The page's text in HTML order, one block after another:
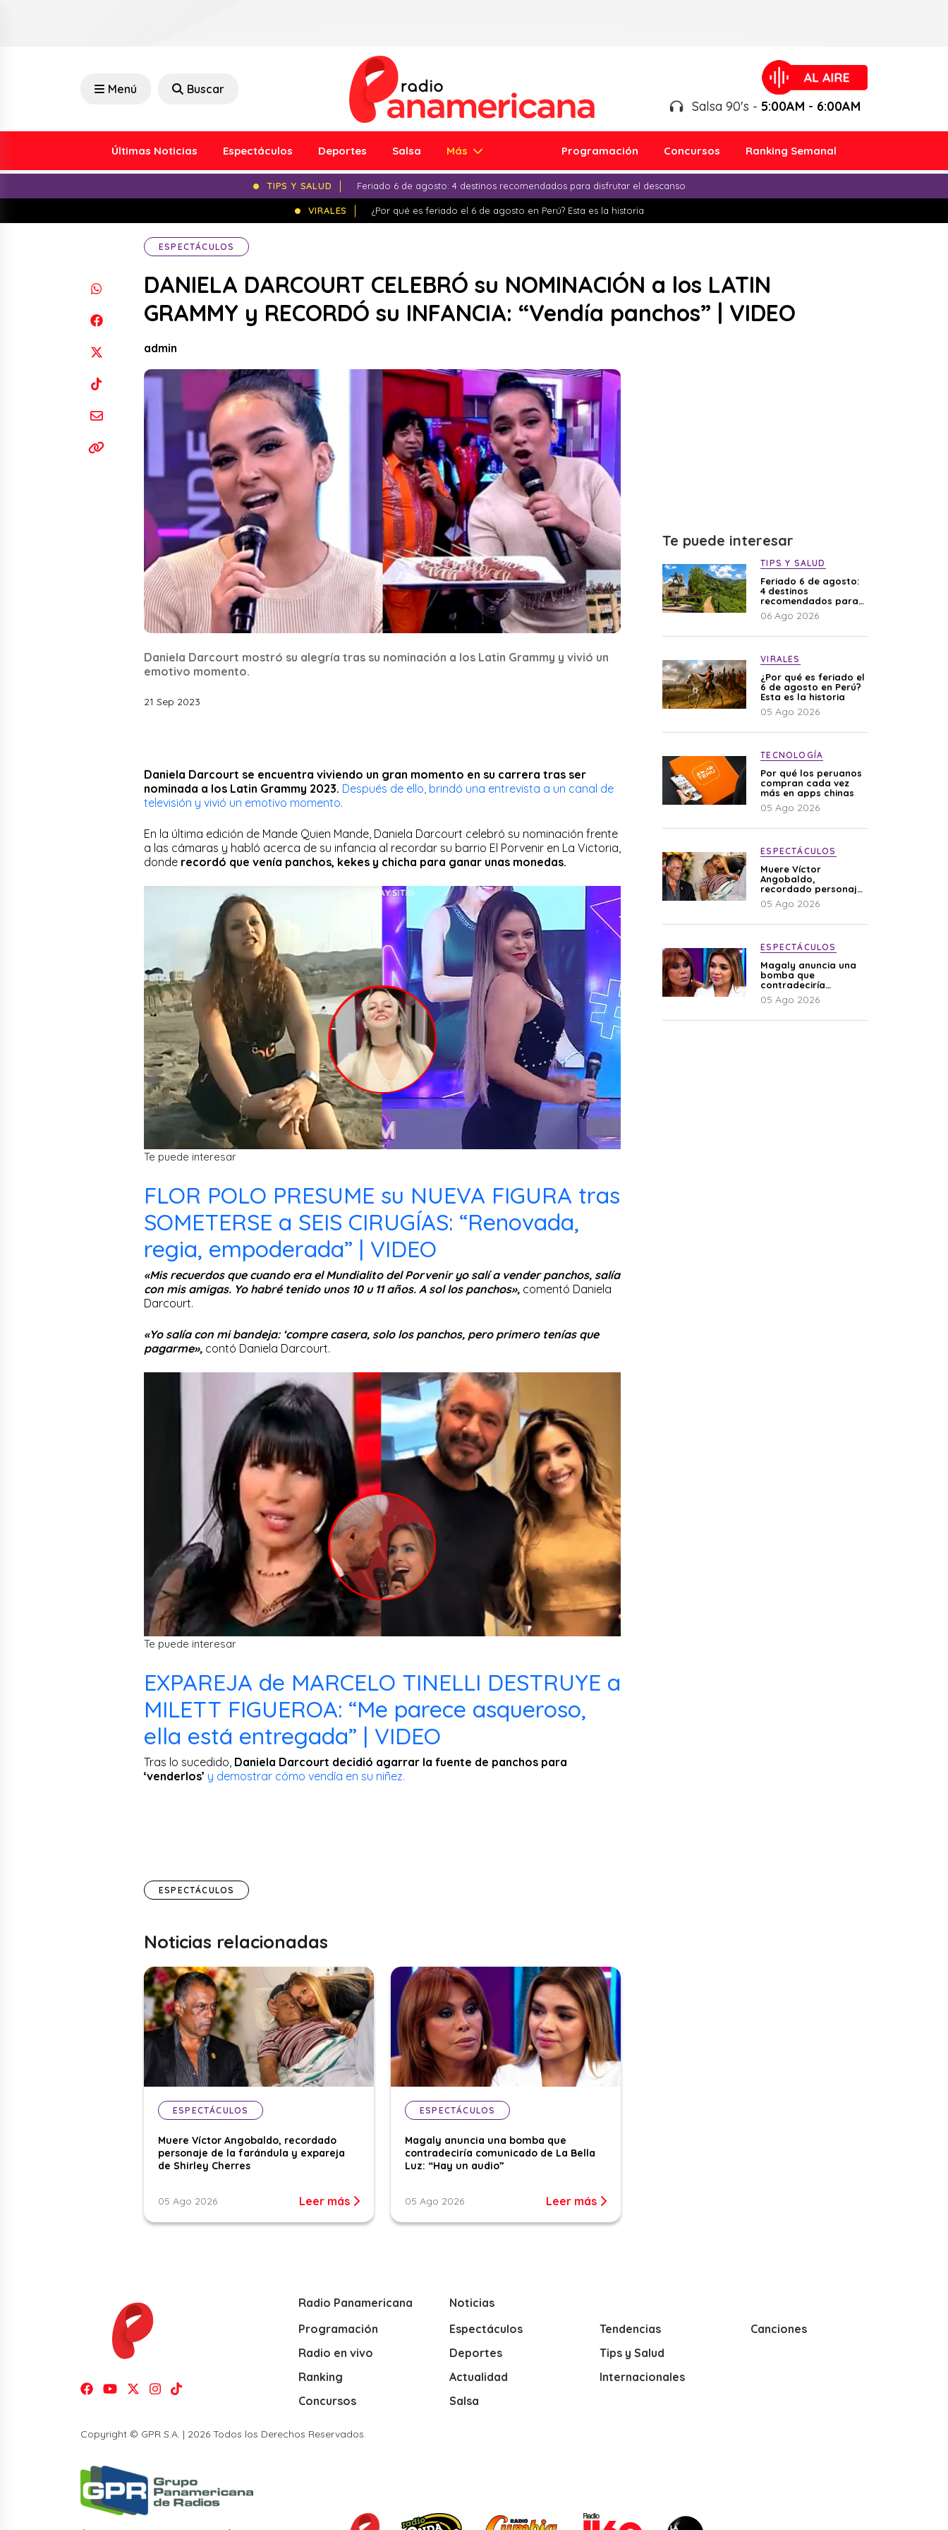
Menú Buscar
Salsa 90's - 5:00AM - 6:00AM
Últimas Noticias Espectáculos Deportes Salsa Más Programación Concursos Ranking Semanal
TIPS Y SALUD Feriado 6 de agosto: 4 destinos recomendados para disfrutar el descanso
VIRALES ¿Por qué es feriado el 6 de agosto en Perú? Esta es la historia
ESPECTÁCULOS
DANIELA DARCOURT CELEBRÓ su NOMINACIÓN a los LATIN
GRAMMY y RECORDÓ su INFANCIA: “Vendía panchos” | VIDEO
admin
Daniela Darcourt mostró su alegría tras su nominación a los Latin Grammy y vivió un
emotivo momento.
21 Sep 2023
Daniela Darcourt se encuentra viviendo un gran momento en su carrera tras ser
nominada a los Latin Grammy 2023. Después de ello, brindó una entrevista a un canal de
televisión y vivió un emotivo momento.
En la última edición de Mande Quien Mande, Daniela Darcourt celebró su nominación frente
a las cámaras y habló acerca de su infancia al recordar su barrio El Porvenir en La Victoria,
donde recordó que venía panchos, kekes y chicha para ganar unas monedas.
Te puede interesar
FLOR POLO PRESUME su NUEVA FIGURA tras
SOMETERSE a SEIS CIRUGÍAS: “Renovada,
regia, empoderada” | VIDEO
«Mis recuerdos que cuando era el Mundialito del Porvenir yo salí a vender panchos, salía
con mis amigas. Yo habré tenido unos 10 u 11 años. A sol los panchos», comentó Daniela
Darcourt.
«Yo salía con mi bandeja: ‘compre casera, solo los panchos, pero primero tenías que
pagarme», contó Daniela Darcourt.
Te puede interesar
EXPAREJA de MARCELO TINELLI DESTRUYE a
MILETT FIGUEROA: “Me parece asqueroso,
ella está entregada” | VIDEO
Tras lo sucedido, Daniela Darcourt decidió agarrar la fuente de panchos para
‘venderlos’ y demostrar cómo vendía en su niñez.
ESPECTÁCULOS
Noticias relacionadas
ESPECTÁCULOS
Muere Víctor Angobaldo, recordado
personaje de la farándula y expareja
de Shirley Cherres
05 Ago 2026 Leer más
ESPECTÁCULOS
Magaly anuncia una bomba que
contradeciría comunicado de La Bella
Luz: “Hay un audio”
05 Ago 2026 Leer más
Te puede interesar
TIPS Y SALUD
Feriado 6 de agosto:
4 destinos
recomendados para
disfrutar el descanso
06 Ago 2026
VIRALES
¿Por qué es feriado el
6 de agosto en Perú?
Esta es la historia
05 Ago 2026
TECNOLOGÍA
Por qué los peruanos
compran cada vez
más en apps chinas
05 Ago 2026
ESPECTÁCULOS
Muere Víctor
Angobaldo,
recordado personaje
de la farándula y
expareja de Shirley
05 Ago 2026
ESPECTÁCULOS
Magaly anuncia una
bomba que
contradeciría
comunicado de La
Bella Luz: “Hay un
05 Ago 2026
Radio Panamericana
Programación
Radio en vivo
Ranking
Concursos
Noticias
Espectáculos
Deportes
Actualidad
Salsa
Tendencias
Tips y Salud
Internacionales
Canciones
Copyright © GPR S.A. | 2026 Todos los Derechos Reservados.